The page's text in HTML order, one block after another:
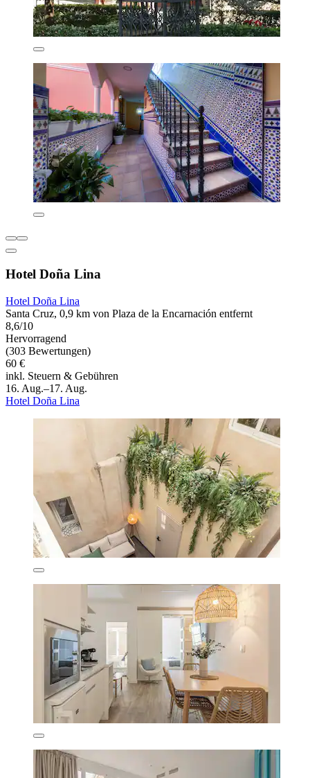
Hotel Doña Lina
Hotel Doña Lina
Santa Cruz, 0,9 km von Plaza de la Encarnación entfernt
8,6/10
Hervorragend
(303 Bewertungen)
60 €
inkl. Steuern & Gebühren
16. Aug.–17. Aug.
Hotel Doña Lina